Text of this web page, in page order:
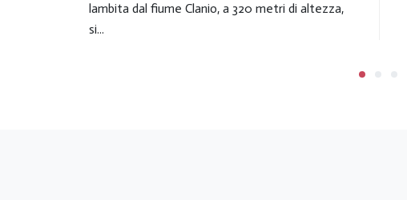
lambita dal fiume Clanio, a 320 metri di altezza,
si...